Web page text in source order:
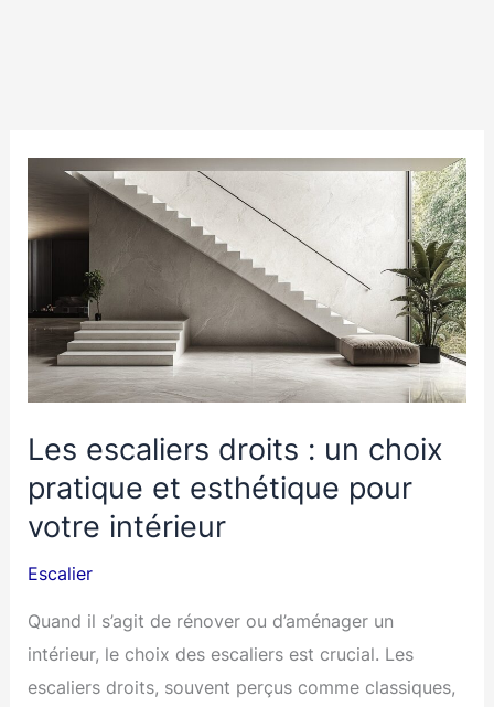
Les escaliers droits : un choix
pratique et esthétique pour
votre intérieur
Escalier
Quand il s’agit de rénover ou d’aménager un
intérieur, le choix des escaliers est crucial. Les
escaliers droits, souvent perçus comme classiques,